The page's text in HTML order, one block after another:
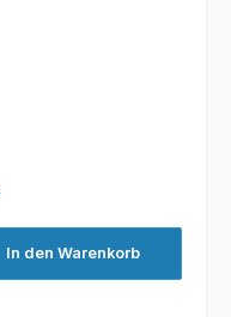
In den Warenkorb